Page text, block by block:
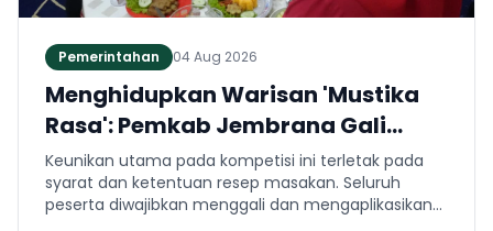
Pemerintahan 04 Aug 2026
Menghidupkan Warisan 'Mustika
Rasa': Pemkab Jembrana Gali
Keteladanan Bung Karno Lewat
Lomba Cipta Menu Kuliner
Keunikan utama pada kompetisi ini terletak pada
syarat dan ketentuan resep masakan. Seluruh
peserta diwajibkan menggali dan mengaplikasikan